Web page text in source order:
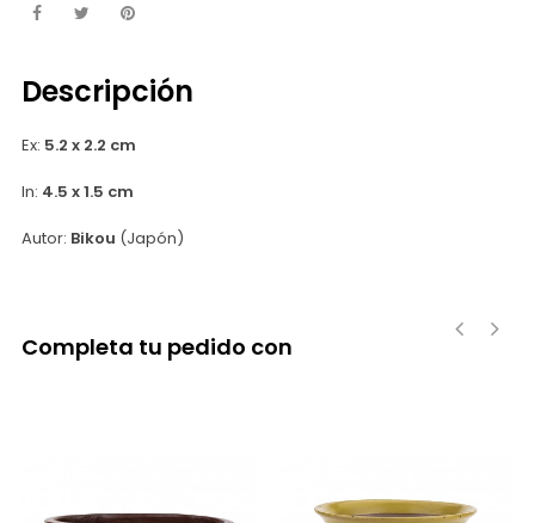
Descripción
Ex: 5.2 x 2.2 cm
In: 4.5 x 1.5 cm
Autor: Bikou (Japón)
Completa tu pedido con